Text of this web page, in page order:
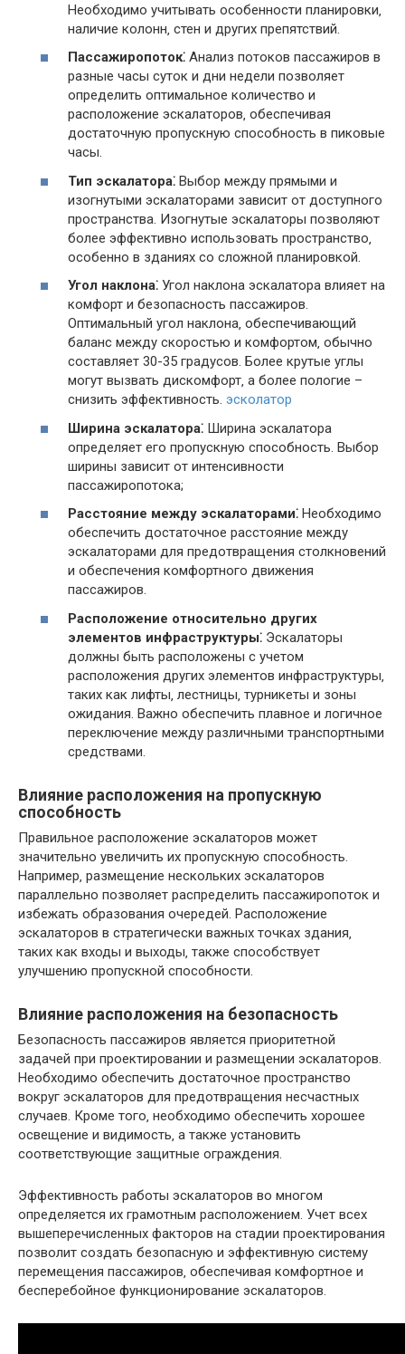
Необходимо учитывать особенности планировки‚
наличие колонн‚ стен и других препятствий.
Пассажиропоток⁚ Анализ потоков пассажиров в
разные часы суток и дни недели позволяет
определить оптимальное количество и
расположение эскалаторов‚ обеспечивая
достаточную пропускную способность в пиковые
часы.
Тип эскалатора⁚ Выбор между прямыми и
изогнутыми эскалаторами зависит от доступного
пространства. Изогнутые эскалаторы позволяют
более эффективно использовать пространство‚
особенно в зданиях со сложной планировкой.
Угол наклона⁚ Угол наклона эскалатора влияет на
комфорт и безопасность пассажиров.
Оптимальный угол наклона‚ обеспечивающий
баланс между скоростью и комфортом‚ обычно
составляет 30-35 градусов. Более крутые углы
могут вызвать дискомфорт‚ а более пологие –
снизить эффективность. эсколатор
Ширина эскалатора⁚ Ширина эскалатора
определяет его пропускную способность. Выбор
ширины зависит от интенсивности
пассажиропотока;
Расстояние между эскалаторами⁚ Необходимо
обеспечить достаточное расстояние между
эскалаторами для предотвращения столкновений
и обеспечения комфортного движения
пассажиров.
Расположение относительно других
элементов инфраструктуры⁚ Эскалаторы
должны быть расположены с учетом
расположения других элементов инфраструктуры‚
таких как лифты‚ лестницы‚ турникеты и зоны
ожидания. Важно обеспечить плавное и логичное
переключение между различными транспортными
средствами.
Влияние расположения на пропускную
способность
Правильное расположение эскалаторов может
значительно увеличить их пропускную способность.
Например‚ размещение нескольких эскалаторов
параллельно позволяет распределить пассажиропоток и
избежать образования очередей. Расположение
эскалаторов в стратегически важных точках здания‚
таких как входы и выходы‚ также способствует
улучшению пропускной способности.
Влияние расположения на безопасность
Безопасность пассажиров является приоритетной
задачей при проектировании и размещении эскалаторов.
Необходимо обеспечить достаточное пространство
вокруг эскалаторов для предотвращения несчастных
случаев. Кроме того‚ необходимо обеспечить хорошее
освещение и видимость‚ а также установить
соответствующие защитные ограждения.
Эффективность работы эскалаторов во многом
определяется их грамотным расположением. Учет всех
вышеперечисленных факторов на стадии проектирования
позволит создать безопасную и эффективную систему
перемещения пассажиров‚ обеспечивая комфортное и
бесперебойное функционирование эскалаторов.